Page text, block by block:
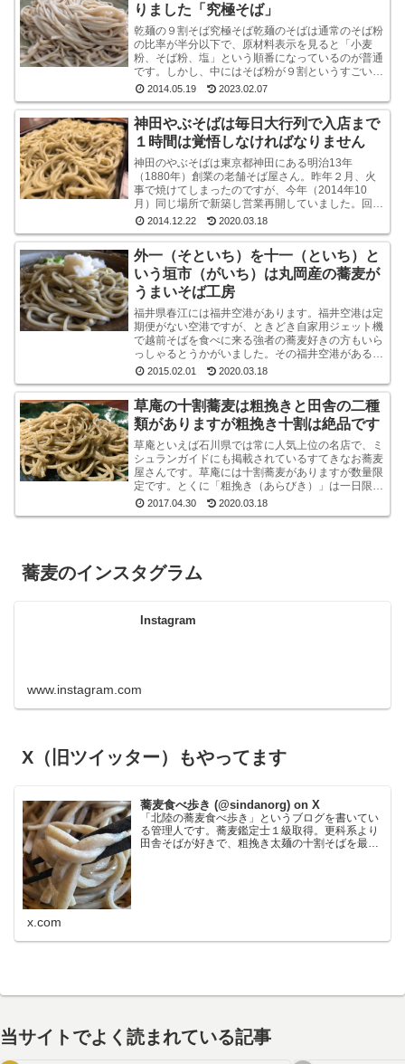
りました「究極そば」
乾麺の９割そば究極そば乾麺のそばは通常のそば粉
の比率が半分以下で、原材料表示を見ると「小麦
粉、そば粉、塩」という順番になっているのが普通
です。しかし、中にはそば粉が９割というすごい乾
麺のそばもあるんですね。味も香りもなかなかよい
2014.05.19 2023.02.07
神田やぶそばは毎日大行列で入店まで
１時間は覚悟しなければなりません
神田のやぶそばは東京都神田にある明治13年
（1880年）創業の老舗そば屋さん。昨年２月、火
事で焼けてしまったのですが、今年（2014年10
月）同じ場所で新築し営業再開していました。回り
は高層ビルばかりという都内一等地に、ビルではな
2014.12.22 2020.03.18
外一（そといち）を十一（といち）と
いう垣市（がいち）は丸岡産の蕎麦が
うまいそば工房
福井県春江には福井空港があります。福井空港は定
期便がない空港ですが、ときどき自家用ジェット機
で越前そばを食べに来る強者の蕎麦好きの方もいら
っしゃるとうかがいました。その福井空港がある春
江には、垣市（がいち）という小さなお蕎麦屋さん
2015.02.01 2020.03.18
草庵の十割蕎麦は粗挽きと田舎の二種
類がありますが粗挽き十割は絶品です
草庵といえば石川県では常に人気上位の名店で、ミ
シュランガイドにも掲載されているすてきなお蕎麦
屋さんです。草庵には十割蕎麦がありますが数量限
定です。とくに「粗挽き（あらびき）」は一日限定
１０食というレアな十割蕎麦です。もしも、十割粗
2017.04.30 2020.03.18
蕎麦のインスタグラム
Instagram
www.instagram.com
X（旧ツイッター）もやってます
蕎麦食べ歩き (@sindanorg) on X
「北陸の蕎麦食べ歩き」というブログを書いてい
る管理人です。蕎麦鑑定士１級取得。更科系より
田舎そばが好きで、粗挽き太麺の十割そばを最も
x.com
当サイトでよく読まれている記事